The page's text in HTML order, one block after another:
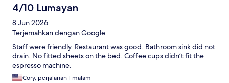
4/10 Lumayan
8 Jun 2026
Terjemahkan dengan Google
Staff were friendly. Restaurant was good. Bathroom sink did not
drain. No fitted sheets on the bed. Coffee cups didn’t fit the
espresso machine.
Cory, perjalanan 1 malam